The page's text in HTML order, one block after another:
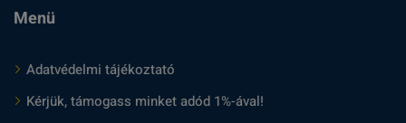
Menü
Adatvédelmi tájékoztató
Kérjük, támogass minket adód 1%-ával!